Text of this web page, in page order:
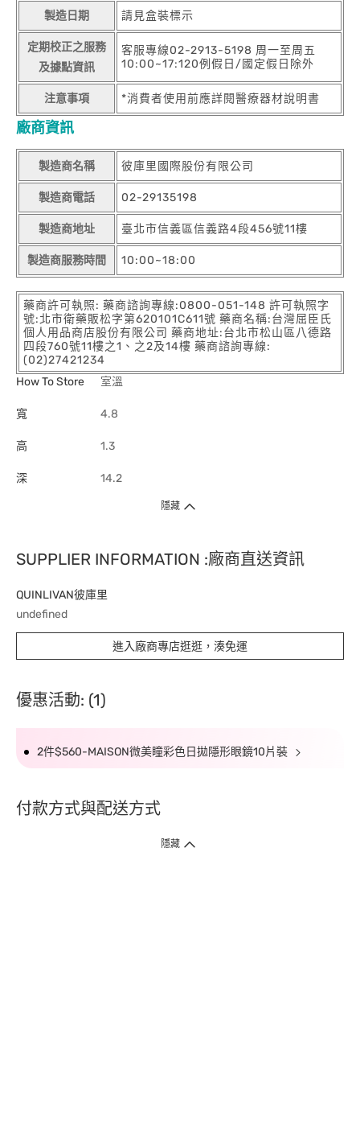
製造日期 請見盒裝標示
定期校正之服務
及據點資訊
客服專線02-2913-5198 周一至周五
10:00~17:120例假日/國定假日除外
注意事項 *消費者使用前應詳閱醫療器材說明書
廠商資訊
製造商名稱 彼庫里國際股份有限公司
製造商電話 02-29135198
製造商地址 臺北市信義區信義路4段456號11樓
製造商服務時間 10:00~18:00
藥商許可執照: 藥商諮詢專線:0800-051-148 許可執照字
號:北市衛藥販松字第620101C611號 藥商名稱:台灣屈臣氏
個人用品商店股份有限公司 藥商地址:台北市松山區八德路
四段760號11樓之1、之2及14樓 藥商諮詢專線:
(02)27421234
How To Store
室溫
寬 4.8
高 1.3
深 14.2
隱藏
SUPPLIER INFORMATION :廠商直送資訊
QUINLIVAN彼庫里
undefined
進入廠商專店逛逛，湊免運
優惠活動: (1)
2件$560-MAISON微美瞳彩色日拋隱形眼鏡10片裝
付款方式與配送方式
隱藏